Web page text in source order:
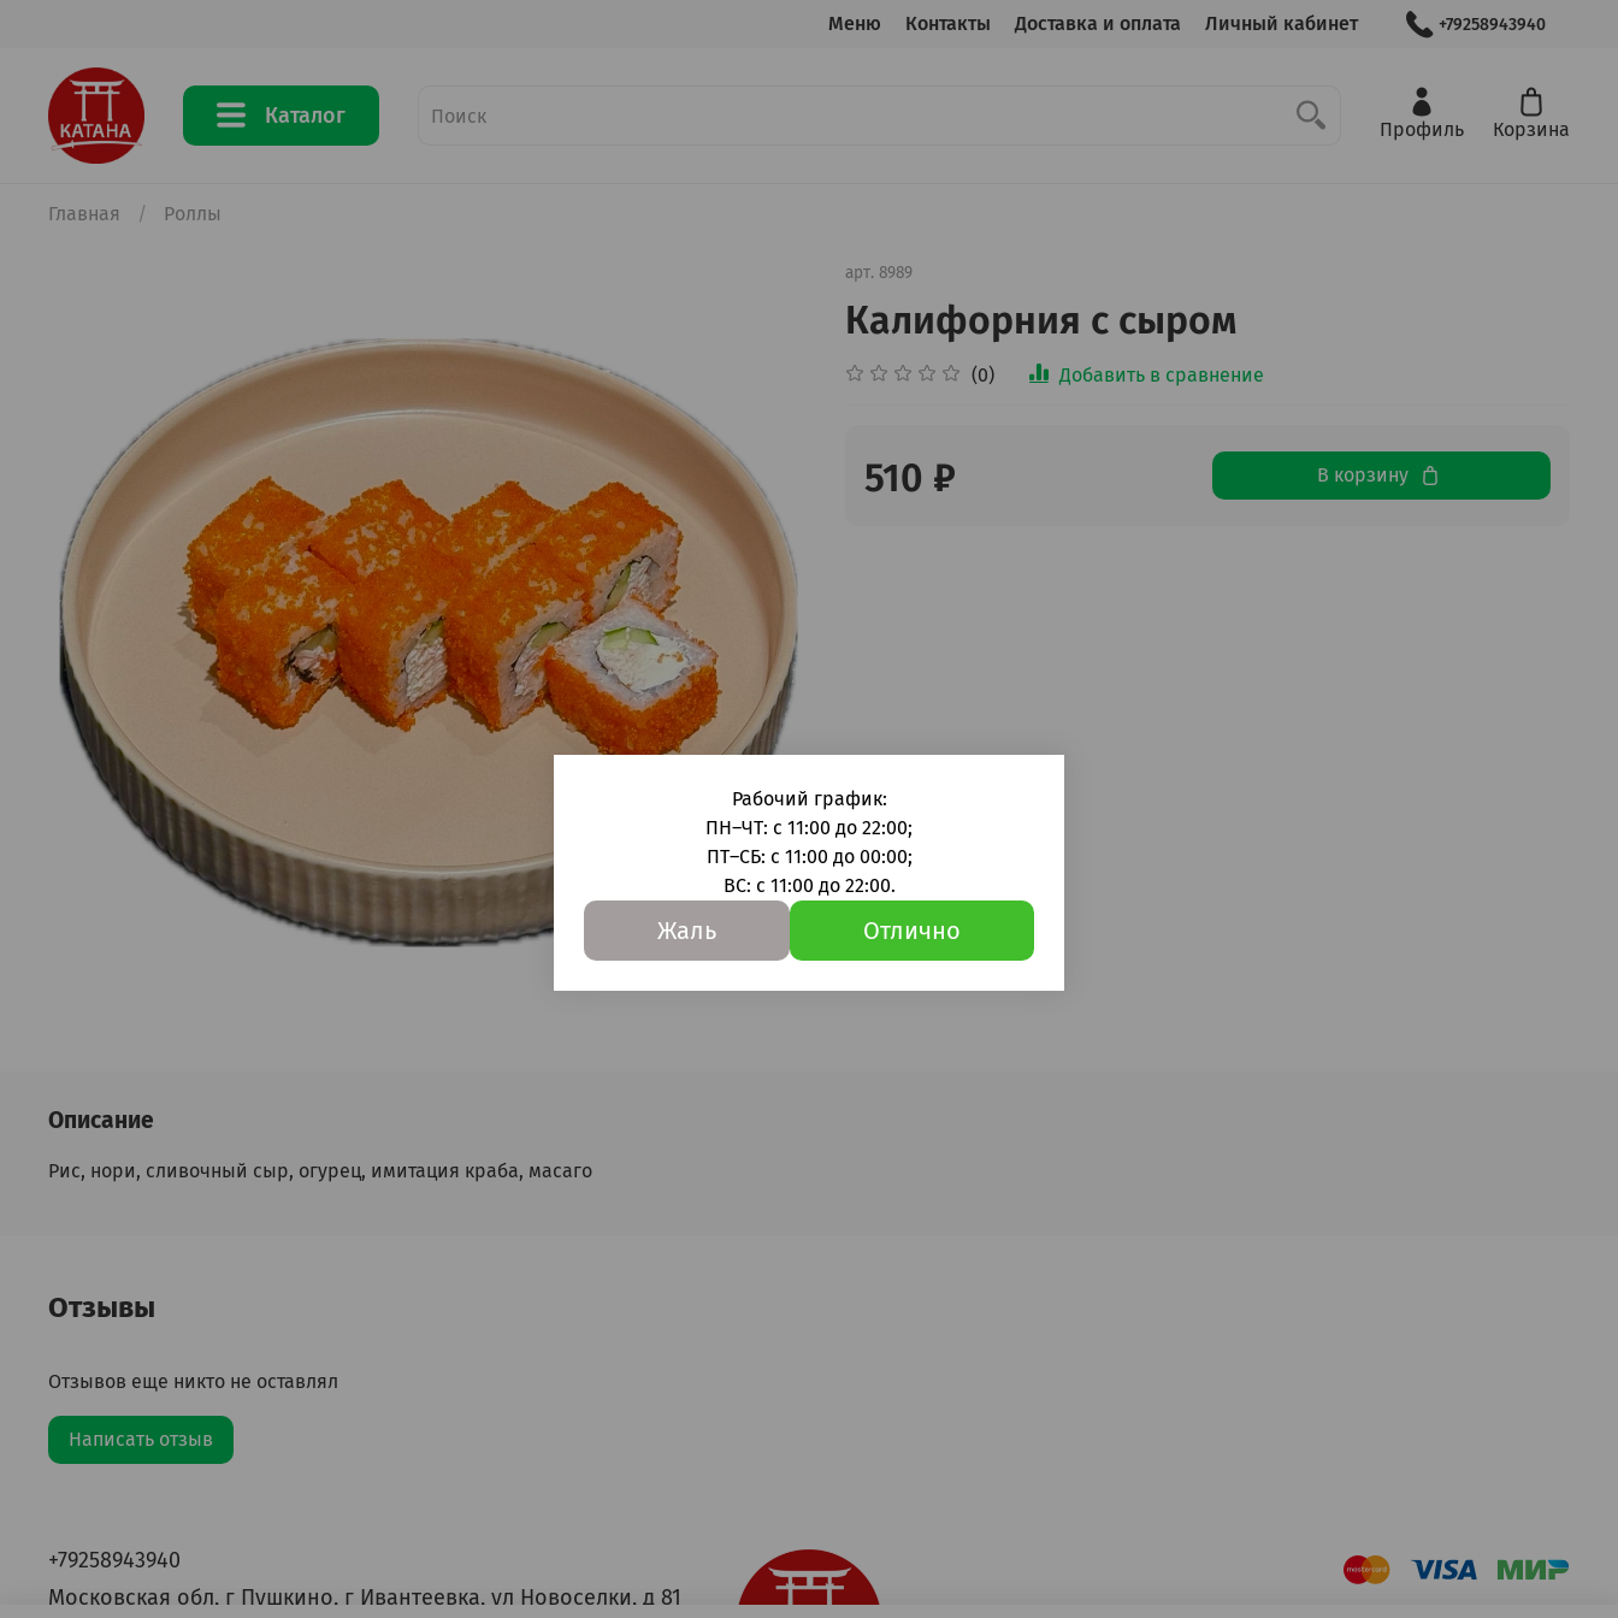
Меню Контакты Доставка и оплата Личный кабинет +79258943940
Каталог Профиль Корзина
Главная Роллы
арт. 8989
Калифорния с сыром
(0) Добавить в сравнение
510 ₽ В корзину
Описание
Рис, нори, сливочный сыр, огурец, имитация краба, масаго
Отзывы
Отзывов еще никто не оставлял
Написать отзыв
+79258943940
Московская обл, г Пушкино, г Ивантеевка, ул Новоселки, д 81
Рабочий график:
ПН–ЧТ: с 11:00 до 22:00;
ПТ–СБ: с 11:00 до 00:00;
ВС: с 11:00 до 22:00.
Жаль Отлично